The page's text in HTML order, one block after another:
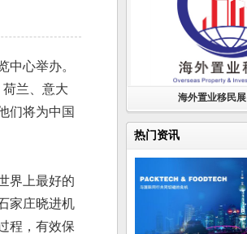
中心举办。
兰、意大
们将为中国
界上最好的
家庄晓进机
程，有效保
海外置业移民展
热门资讯